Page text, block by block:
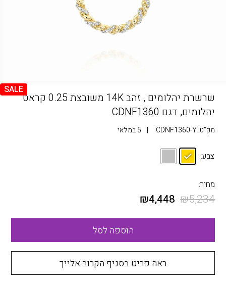
SALE
שרשרת יהלומים , זהב 14K משובצת 0.25 קראט
יהלומים, דגם CDNF1360
מק"ט:CDNF1360-Y
| 5 במלאי
צבע:
מחיר:
₪5,234
₪4,448
הוספה לסל
ראה פריט בסניף הקרוב אלייך